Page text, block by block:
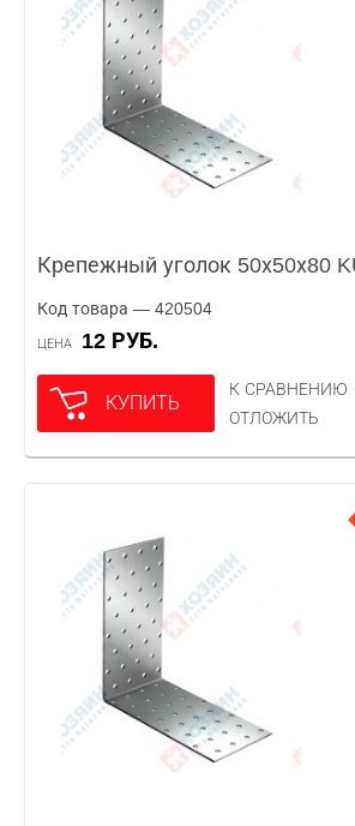
Крепежный уголок 50х50х80
Код товара — 420504
ЦЕНА 12 РУБ.
КУПИТЬ
К СРАВНЕНИЮ
ОТЛОЖИТЬ